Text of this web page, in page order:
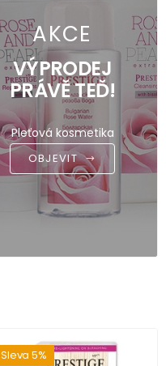
AKCE
VÝPRODEJ
PRÁVĚ TEĎ!
Pleťová kosmetika
OBJEVIT
Sleva 5%